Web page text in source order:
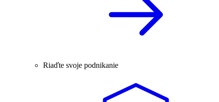
Riaďte svoje podnikanie